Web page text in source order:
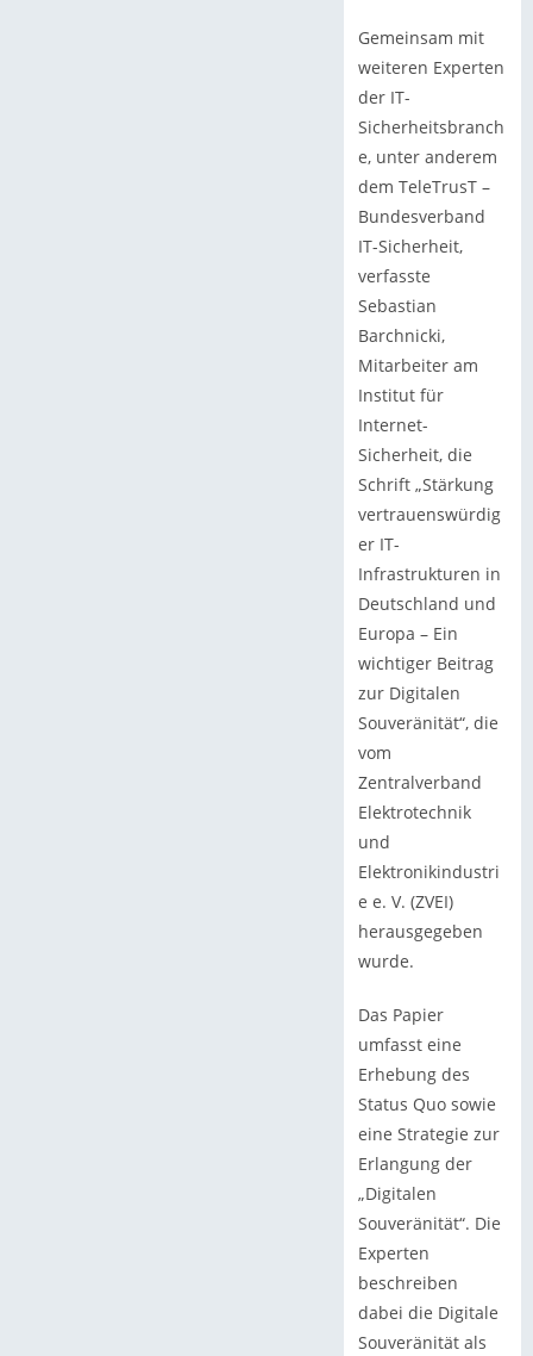
Gemeinsam mit
weiteren Experten
der IT-
Sicherheitsbranch
e, unter anderem
dem TeleTrusT –
Bundesverband
IT-Sicherheit,
verfasste
Sebastian
Barchnicki,
Mitarbeiter am
Institut für
Internet-
Sicherheit, die
Schrift „Stärkung
vertrauenswürdig
er IT-
Infrastrukturen in
Deutschland und
Europa – Ein
wichtiger Beitrag
zur Digitalen
Souveränität“, die
vom
Zentralverband
Elektrotechnik
und
Elektronikindustri
e e. V. (ZVEI)
herausgegeben
wurde.
Das Papier
umfasst eine
Erhebung des
Status Quo sowie
eine Strategie zur
Erlangung der
„Digitalen
Souveränität“. Die
Experten
beschreiben
dabei die Digitale
Souveränität als